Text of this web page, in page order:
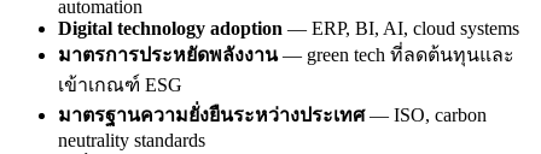
automation
Digital technology adoption — ERP, BI, AI, cloud systems
มาตรการประหยัดพลังงาน— green tech ที่ลดต้นทุนและ
เข้าเกณฑ์ ESG
มาตรฐานความยั่งยืนระหว่างประเทศ— ISO, carbon
neutrality standards